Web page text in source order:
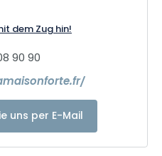
dem Zug hin!
90 90
uns per E-Mail